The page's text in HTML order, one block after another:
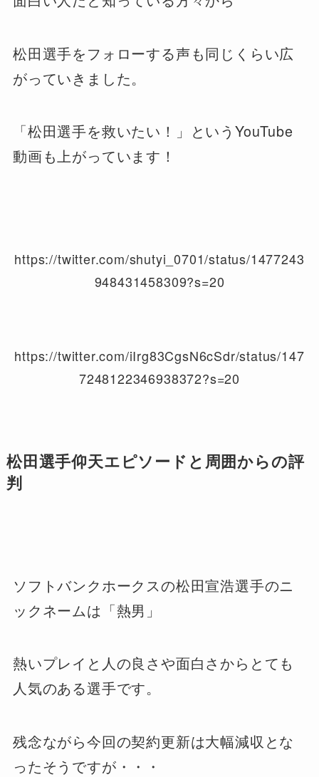
松田選手をフォローする声も同じくらい広
がっていきました。
「松田選手を救いたい！」というYouTube
動画も上がっています！
https://twitter.com/shutyi_0701/status/1477243
948431458309?s=20
https://twitter.com/iIrg83CgsN6cSdr/status/147
7248122346938372?s=20
松田選手仰天エピソードと周囲からの評
判
ソフトバンクホークスの松田宣浩選手のニ
ックネームは「熱男」
熱いプレイと人の良さや面白さからとても
人気のある選手です。
残念ながら今回の契約更新は大幅減収とな
ったそうですが・・・